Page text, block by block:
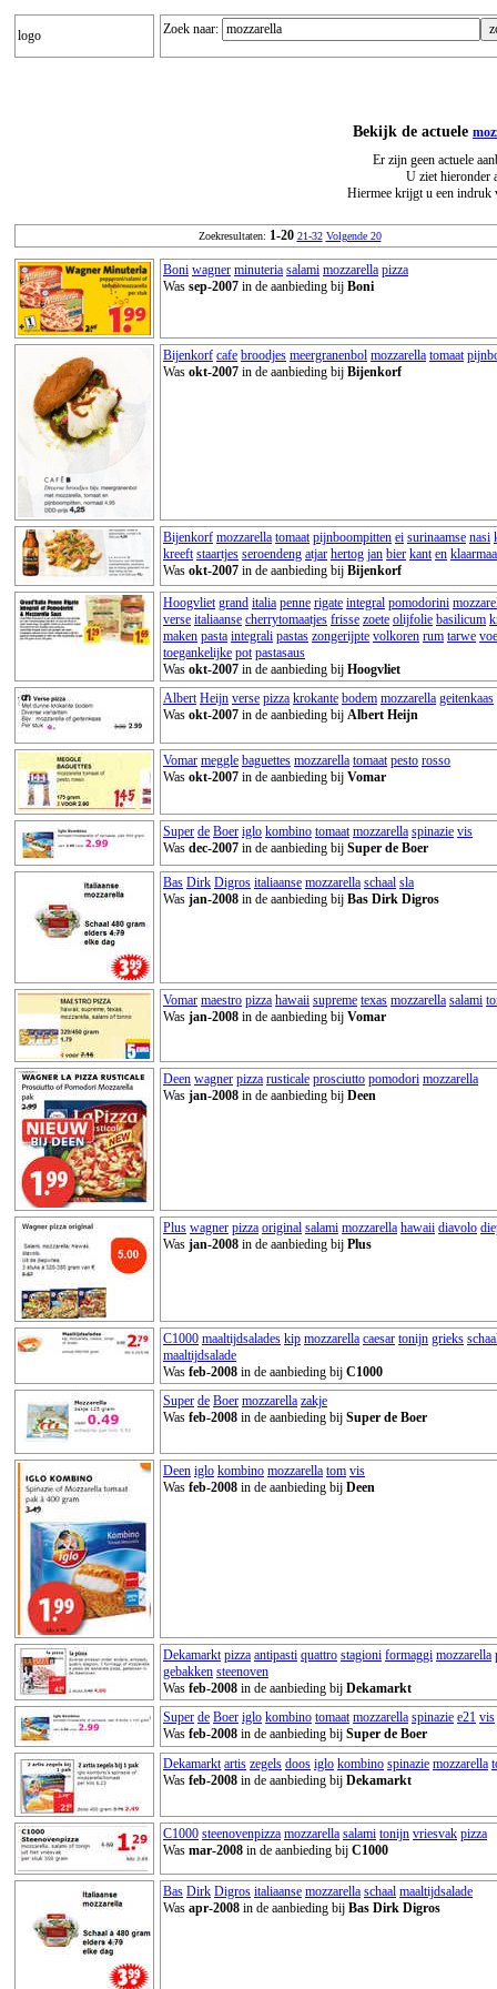
logo Zoek naar:
Bekijk de actuele
Er zijn geen actuele
U ziet hieronder
Hiermee krijgt u een indruk
Zoekresultaten: 1-20 21-32 Volgende 20
Boni wagner minuteria salami mozzarella pizza
Was sep-2007 in de aanbieding bij Boni
Bijenkorf cafe broodjes meergranenbol mozzarella tomaat
Was okt-2007 in de aanbieding bij Bijenkorf
Bijenkorf mozzarella tomaat pijnboompitten ei surinaamse nasi
kreeft staartjes seroendeng atjar hertog jan bier kant en
Was okt-2007 in de aanbieding bij Bijenkorf
Hoogvliet grand italia penne rigate integral pomodorini
verse italiaanse cherrytomaatjes frisse zoete olijfolie basilicum
maken pasta integrali pastas zongerijpte volkoren rum tarwe
toegankelijke pot pastasaus
Was okt-2007 in de aanbieding bij Hoogvliet
Albert Heijn verse pizza krokante bodem mozzarella geitenkaas
Was okt-2007 in de aanbieding bij Albert Heijn
Vomar meggle baguettes mozzarella tomaat pesto rosso
Was okt-2007 in de aanbieding bij Vomar
Super de Boer iglo kombino tomaat mozzarella spinazie vis
Was dec-2007 in de aanbieding bij Super de Boer
Bas Dirk Digros italiaanse mozzarella schaal sla
Was jan-2008 in de aanbieding bij Bas Dirk Digros
Vomar maestro pizza hawaii supreme texas mozzarella salami
Was jan-2008 in de aanbieding bij Vomar
Deen wagner pizza rusticale prosciutto pomodori mozzarella
Was jan-2008 in de aanbieding bij Deen
Plus wagner pizza original salami mozzarella hawaii diavolo
Was jan-2008 in de aanbieding bij Plus
C1000 maaltijdsalades kip mozzarella caesar tonijn grieks
maaltijdsalade
Was feb-2008 in de aanbieding bij C1000
Super de Boer mozzarella zakje
Was feb-2008 in de aanbieding bij Super de Boer
Deen iglo kombino mozzarella tom vis
Was feb-2008 in de aanbieding bij Deen
Dekamarkt pizza antipasti quattro stagioni formaggi mozzarella
gebakken steenoven
Was feb-2008 in de aanbieding bij Dekamarkt
Super de Boer iglo kombino tomaat mozzarella spinazie e21 vis
Was feb-2008 in de aanbieding bij Super de Boer
Dekamarkt artis zegels doos iglo kombino spinazie mozzarella
Was feb-2008 in de aanbieding bij Dekamarkt
C1000 steenovenpizza mozzarella salami tonijn vriesvak pizza
Was mar-2008 in de aanbieding bij C1000
Bas Dirk Digros italiaanse mozzarella schaal maaltijdsalade
Was apr-2008 in de aanbieding bij Bas Dirk Digros